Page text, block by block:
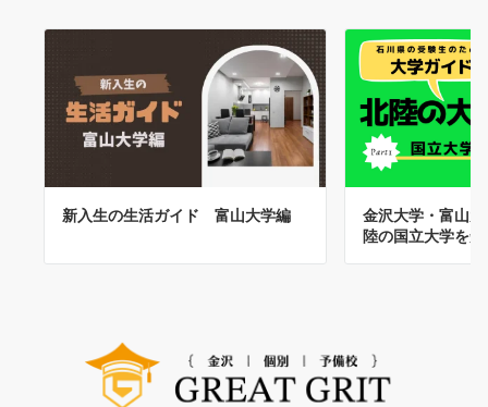
新入生の生活ガイド 富山大学編
金沢大学・富山
陸の国立大学を